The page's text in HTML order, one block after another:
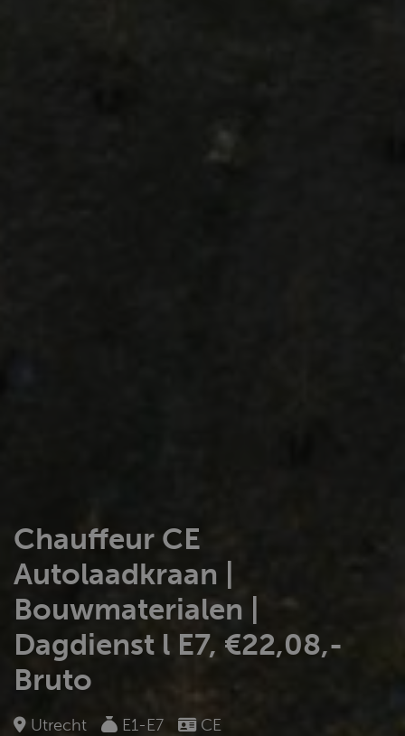
Chauffeur CE
Autolaadkraan |
Bouwmaterialen |
Dagdienst l E7, €22,08,-
Bruto
Utrecht E1-E7
CE